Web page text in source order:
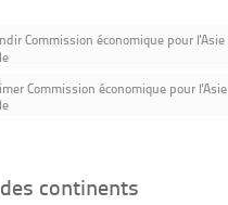
Commission économique pour l'Asie
Commission économique pour l'Asie
continents